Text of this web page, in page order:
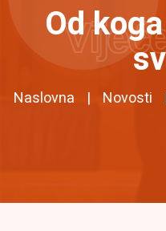
Od
Naslovna Novosti